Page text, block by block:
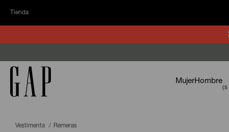
Tienda
MujerHombre
Vestimenta Remeras